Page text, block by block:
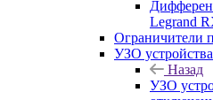
Legrand
Ограничители
УЗО
Назад
УЗО